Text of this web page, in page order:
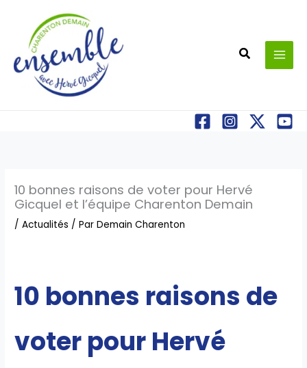
contenu
10 bonnes raisons de voter pour Hervé
Gicquel et l’équipe Charenton Demain
/Actualités / ParDemain Charenton
10 bonnes raisons de
voter pour Hervé